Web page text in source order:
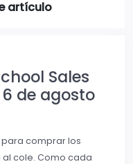
artículo
Sales
de agosto
para comprar los
cole. Como cada